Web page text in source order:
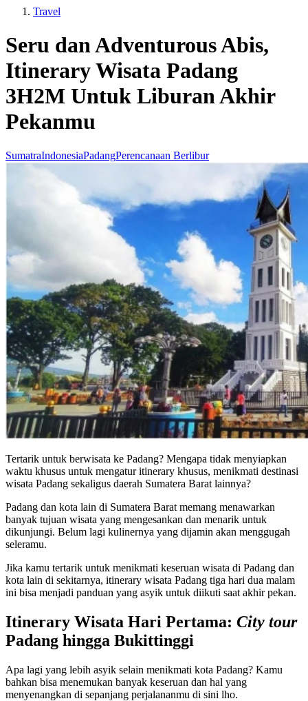
Travel
Seru dan Adventurous Abis,
Itinerary Wisata Padang
3H2M Untuk Liburan Akhir
Pekanmu
SumatraIndonesiaPadangPerencanaan Berlibur
Tertarik untuk berwisata ke Padang? Mengapa tidak menyiapkan
waktu khusus untuk mengatur itinerary khusus, menikmati destinasi
wisata Padang sekaligus daerah Sumatera Barat lainnya?
Padang dan kota lain di Sumatera Barat memang menawarkan
banyak tujuan wisata yang mengesankan dan menarik untuk
dikunjungi. Belum lagi kulinernya yang dijamin akan menggugah
seleramu.
Jika kamu tertarik untuk menikmati keseruan wisata di Padang dan
kota lain di sekitarnya, itinerary wisata Padang tiga hari dua malam
ini bisa menjadi panduan yang asyik untuk diikuti saat akhir pekan.
Itinerary Wisata Hari Pertama: City tour
Padang hingga Bukittinggi
Apa lagi yang lebih asyik selain menikmati kota Padang? Kamu
bahkan bisa menemukan banyak keseruan dan hal yang
menyenangkan di sepanjang perjalananmu di sini lho.